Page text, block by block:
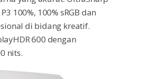
100%, 100% sRGB dan
di bidang kreatif.
600 dengan
nits.